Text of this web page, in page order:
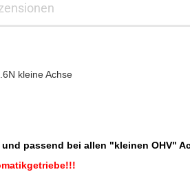
kleine Achse
passend bei allen "kleinen OHV"